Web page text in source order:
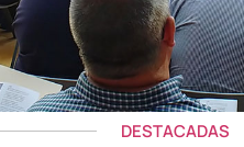
DESTACADAS